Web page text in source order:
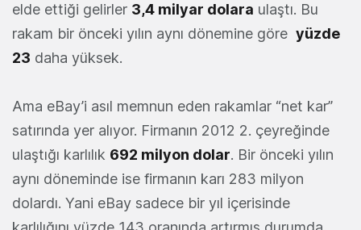
elde ettiği gelirler 3,4 milyar dolara ulaştı. Bu
rakam bir önceki yılın aynı dönemine göre yüzde
23 daha yüksek.
Ama eBay’i asıl memnun eden rakamlar “net kar”
satırında yer alıyor. Firmanın 2012 2. çeyreğinde
ulaştığı karlılık 692 milyon dolar. Bir önceki yılın
aynı döneminde ise firmanın karı 283 milyon
dolardı. Yani eBay sadece bir yıl içerisinde